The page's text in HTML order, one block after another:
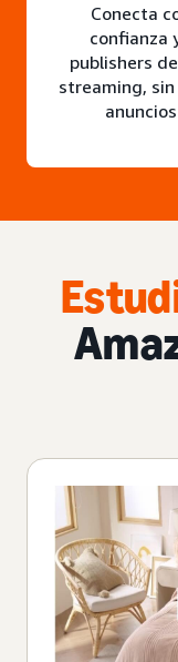
Conecta
confianza
publishers
streaming,